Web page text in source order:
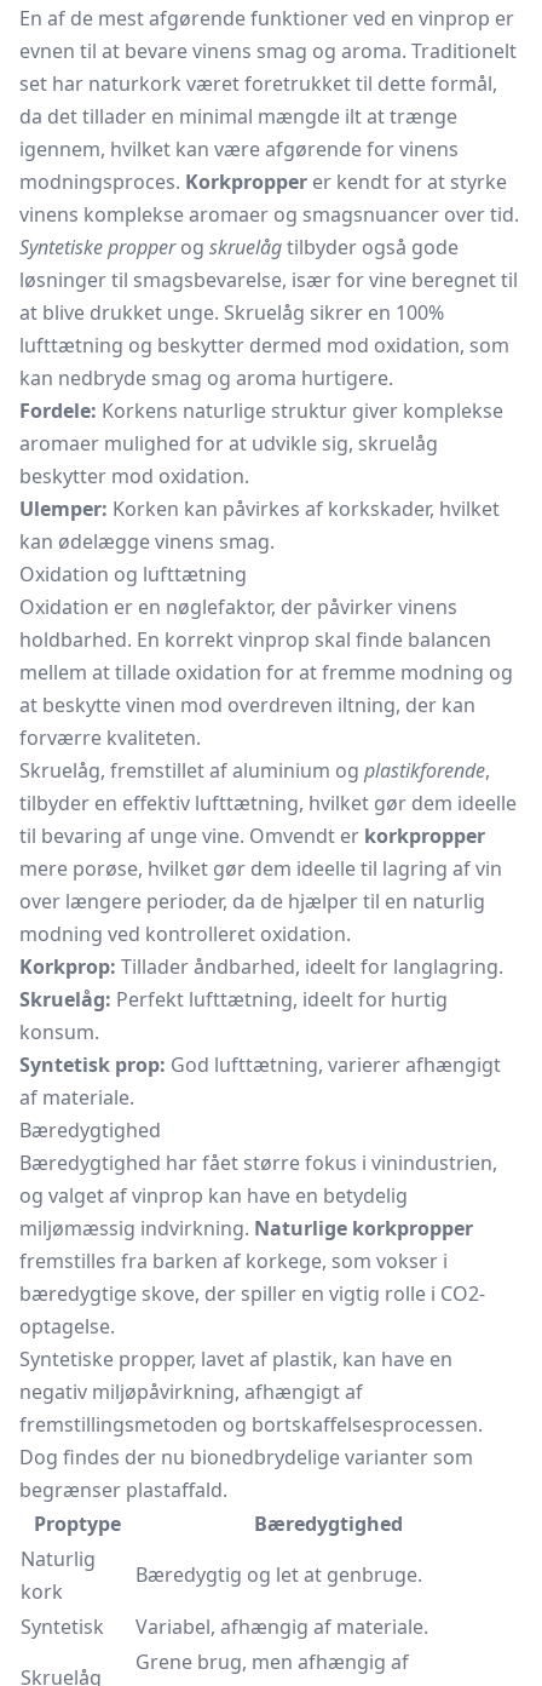
En af de mest afgørende funktioner ved en vinprop er
evnen til at bevare vinens smag og aroma. Traditionelt
set har naturkork været foretrukket til dette formål,
da det tillader en minimal mængde ilt at trænge
igennem, hvilket kan være afgørende for vinens
modningsproces. Korkpropper er kendt for at styrke
vinens komplekse aromaer og smagsnuancer over tid.
Syntetiske propperog skruelågtilbyder også gode
løsninger til smagsbevarelse, især for vine beregnet til
at blive drukket unge. Skruelåg sikrer en 100%
lufttætning og beskytter dermed mod oxidation, som
kan nedbryde smag og aroma hurtigere.
Fordele: Korkens naturlige struktur giver komplekse
aromaer mulighed for at udvikle sig, skruelåg
beskytter mod oxidation.
Ulemper: Korken kan påvirkes af korkskader, hvilket
kan ødelægge vinens smag.
Oxidation og lufttætning
Oxidation er en nøglefaktor, der påvirker vinens
holdbarhed. En korrekt vinprop skal finde balancen
mellem at tillade oxidation for at fremme modning og
at beskytte vinen mod overdreven iltning, der kan
forværre kvaliteten.
Skruelåg, fremstillet af aluminium og plastikforende,
tilbyder en effektiv lufttætning, hvilket gør dem ideelle
til bevaring af unge vine. Omvendt er korkpropper
mere porøse, hvilket gør dem ideelle til lagring af vin
over længere perioder, da de hjælper til en naturlig
modning ved kontrolleret oxidation.
Korkprop: Tillader åndbarhed, ideelt for langlagring.
Skruelåg: Perfekt lufttætning, ideelt for hurtig
konsum.
Syntetisk prop: God lufttætning, varierer afhængigt
af materiale.
Bæredygtighed
Bæredygtighed har fået større fokus i vinindustrien,
og valget af vinprop kan have en betydelig
miljømæssig indvirkning. Naturlige korkpropper
fremstilles fra barken af korkege, som vokser i
bæredygtige skove, der spiller en vigtig rolle i CO2-
optagelse.
Syntetiske propper, lavet af plastik, kan have en
negativ miljøpåvirkning, afhængigt af
fremstillingsmetoden og bortskaffelsesprocessen.
Dog findes der nu bionedbrydelige varianter som
begrænser plastaffald.
Proptype
Bæredygtighed
Naturlig
kork
Bæredygtig og let at genbruge.
Syntetisk
Variabel, afhængig af materiale.
Skruelåg
Grene brug, men afhængig af